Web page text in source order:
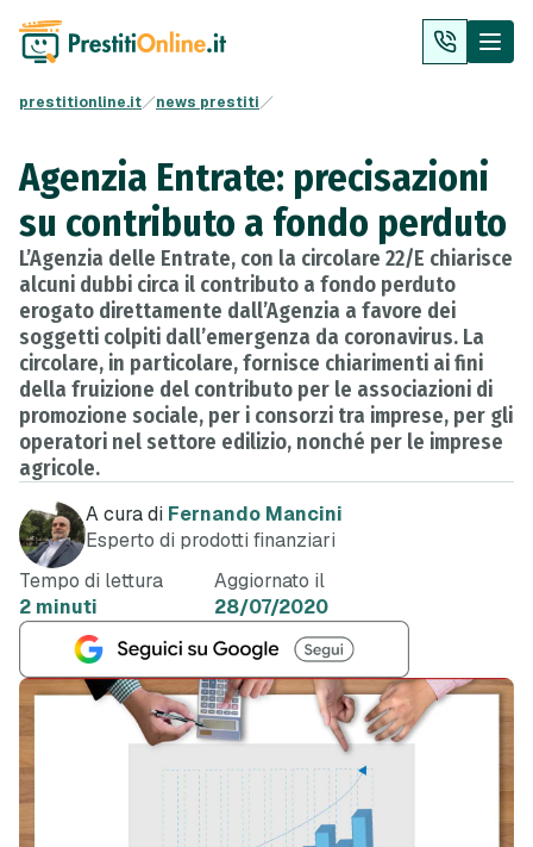
prestitionline.it news prestiti
Agenzia Entrate: precisazioni
su contributo a fondo perduto
L’Agenzia delle Entrate, con la circolare 22/E chiarisce
alcuni dubbi circa il contributo a fondo perduto
erogato direttamente dall’Agenzia a favore dei
soggetti colpiti dall’emergenza da coronavirus. La
circolare, in particolare, fornisce chiarimenti ai fini
della fruizione del contributo per le associazioni di
promozione sociale, per i consorzi tra imprese, per gli
operatori nel settore edilizio, nonché per le imprese
agricole.
A cura di Fernando Mancini
Esperto di prodotti finanziari
Tempo di lettura
2 minuti
Aggiornato il
28/07/2020